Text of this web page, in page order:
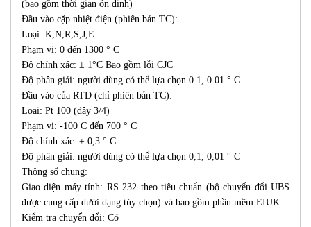
(bao gồm thời gian ổn định)
Đầu vào cặp nhiệt điện (phiên bản TC):
Loại: K,N,R,S,J,E
Phạm vi: 0 đến 1300 ° C
Độ chính xác: ± 1°C Bao gồm lỗi CJC
Độ phân giải: người dùng có thể lựa chọn 0.1, 0.01 ° C
Đầu vào của RTD (chỉ phiên bản TC):
Loại: Pt 100 (dây 3/4)
Phạm vi: -100 C đến 700 ° C
Độ chính xác: ± 0,3 ° C
Độ phân giải: người dùng có thể lựa chọn 0,1, 0,01 ° C
Thông số chung:
Giao diện máy tính: RS 232 theo tiêu chuẩn (bộ chuyển đổi UBS
được cung cấp dưới dạng tùy chọn) và bao gồm phần mềm EIUK
Kiểm tra chuyển đổi: Có